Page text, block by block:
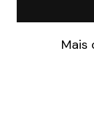
Mais